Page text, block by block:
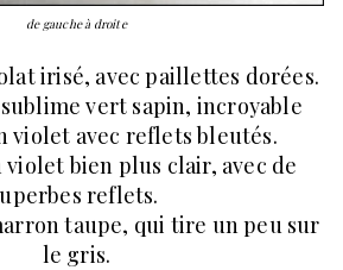
de gauche à droite
irisé, avec paillettes dorées.
vert sapin, incroyable
violet avec reflets bleutés.
violet bien plus clair, avec de
reflets.
taupe, qui tire un peu sur
le gris.